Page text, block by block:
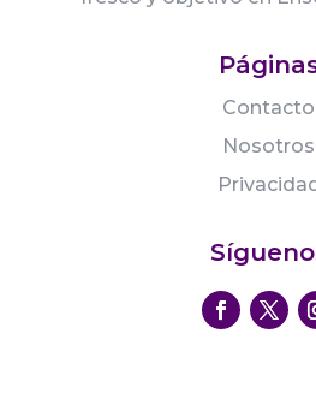
Contacto
Nosotros